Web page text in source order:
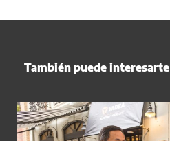
También puede interesarte